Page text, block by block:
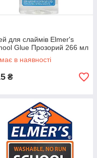
для слаймів Elmer's
Glue Прозорий 266 мл
в наявності
₴